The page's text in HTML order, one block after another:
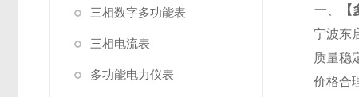
三相数字多功能表
三相电流表
多功能电力仪表
一、 【
宁波东
质量稳
价格合